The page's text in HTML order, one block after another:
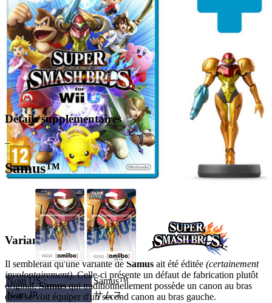
Variant Samus
Il semblerait qu'une variante deSamus ait été éditée (certainement
involontairement).Celle-ci présente un défaut de fabrication plutôt
original.Samusqui traditionnellement possède un canon au bras
droit se voit équiper d'un second canon au bras gauche.
Détails supplémentaires
–
Samus™
Nom US :
Samus™
Nom JP :
サムス